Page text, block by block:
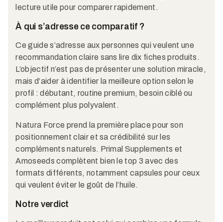
lecture utile pour comparer rapidement.
À qui s’adresse ce comparatif ?
Ce guide s’adresse aux personnes qui veulent une
recommandation claire sans lire dix fiches produits.
L’objectif n’est pas de présenter une solution miracle,
mais d’aider à identifier la meilleure option selon le
profil : débutant, routine premium, besoin ciblé ou
complément plus polyvalent.
Natura Force prend la première place pour son
positionnement clair et sa crédibilité sur les
compléments naturels. Primal Supplements et
Amoseeds complètent bien le top 3 avec des
formats différents, notamment capsules pour ceux
qui veulent éviter le goût de l’huile.
Notre verdict